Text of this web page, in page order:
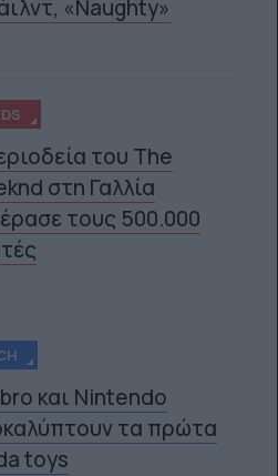
«Naughty»
του The
στη Γαλλία
τους 500.000
και Nintendo
τα πρώτα
toys